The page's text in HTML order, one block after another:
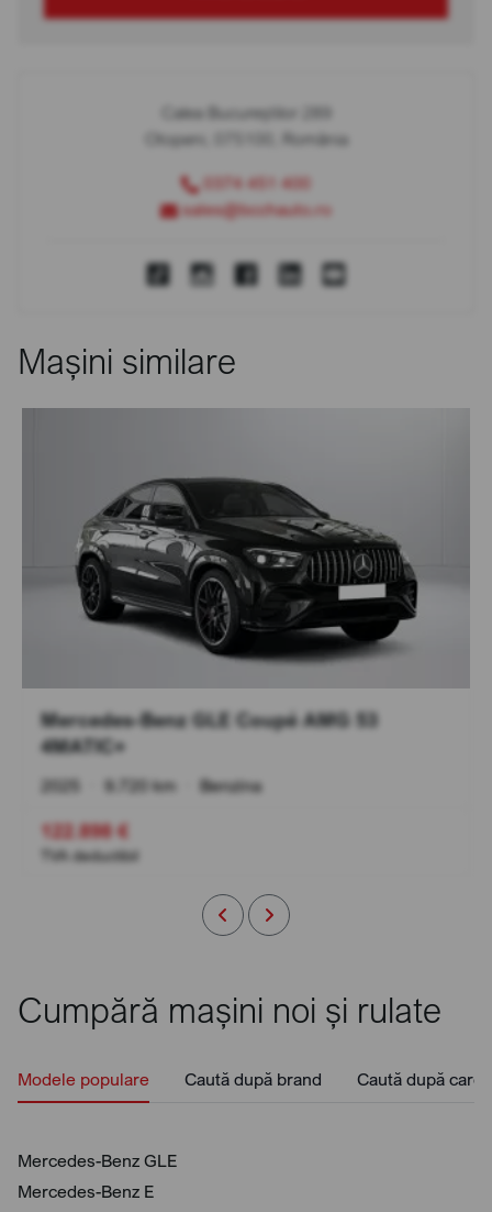
Calea Bucureștilor 289
Otopeni, 075100, România
0374 451 400
sales@bcchauto.ro
Mașini similare
Mercedes-Benz GLE Coupé AMG 53
4MATIC+
2025 9.720 km Benzina
122.898 €
TVA deductibil
Cumpără mașini noi și rulate
Modele populare Caută după brand Caută după
Mercedes-Benz GLE
Mercedes-Benz E